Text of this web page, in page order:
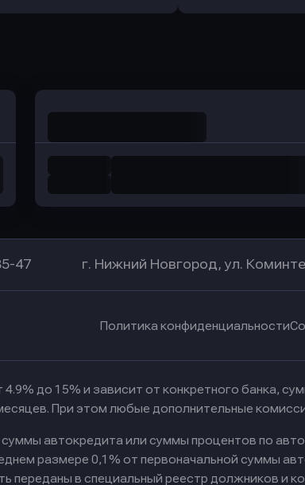
47 г. Нижний Новгород, ул.
Политика конфиденциальности
4.9% до 15% и зависит от конкретного банка,
При этом любые дополнительные
автокредита или суммы процентов по
размере 0,1% от первоначальной суммы
переданы в специальный реестр должников и